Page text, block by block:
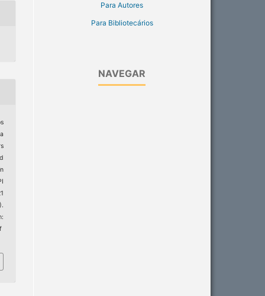
Para Autores
Para Bibliotecários
NAVEGAR